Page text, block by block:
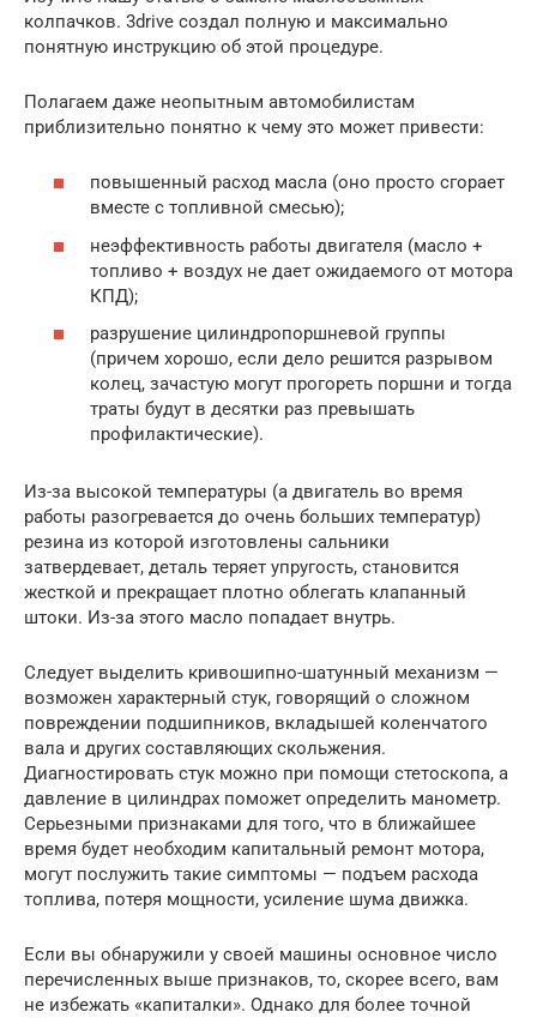
колпачков. 3drive создал полную и максимально
понятную инструкцию об этой процедуре.
Полагаем даже неопытным автомобилистам
приблизительно понятно к чему это может привести:
повышенный расход масла (оно просто сгорает
вместе с топливной смесью);
неэффективность работы двигателя (масло +
топливо + воздух не дает ожидаемого от мотора
КПД);
разрушение цилиндропоршневой группы
(причем хорошо, если дело решится разрывом
колец, зачастую могут прогореть поршни и тогда
траты будут в десятки раз превышать
профилактические).
Из-за высокой температуры (а двигатель во время
работы разогревается до очень больших температур)
резина из которой изготовлены сальники
затвердевает, деталь теряет упругость, становится
жесткой и прекращает плотно облегать клапанный
штоки. Из-за этого масло попадает внутрь.
Следует выделить кривошипно-шатунный механизм —
возможен характерный стук, говорящий о сложном
повреждении подшипников, вкладышей коленчатого
вала и других составляющих скольжения.
Диагностировать стук можно при помощи стетоскопа, а
давление в цилиндрах поможет определить манометр.
Серьезными признаками для того, что в ближайшее
время будет необходим капитальный ремонт мотора,
могут послужить такие симптомы — подъем расхода
топлива, потеря мощности, усиление шума движка.
Если вы обнаружили у своей машины основное число
перечисленных выше признаков, то, скорее всего, вам
не избежать «капиталки». Однако для более точной